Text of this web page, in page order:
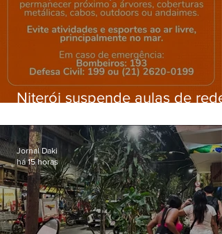
Niterói suspende aulas de rede
ventos fortes nesta sexta (7)
Jornal Daki
há 15 horas